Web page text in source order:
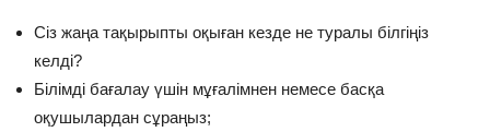
Сіз жаңа тақырыпты оқыған кезде не туралы білгіңіз
келді?
Білімді бағалау үшін мұғалімнен немесе басқа
оқушылардан сұраңыз;